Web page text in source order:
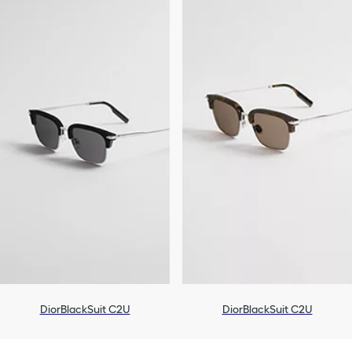
DiorBlackSuit C2U DiorBlackSuit C2U